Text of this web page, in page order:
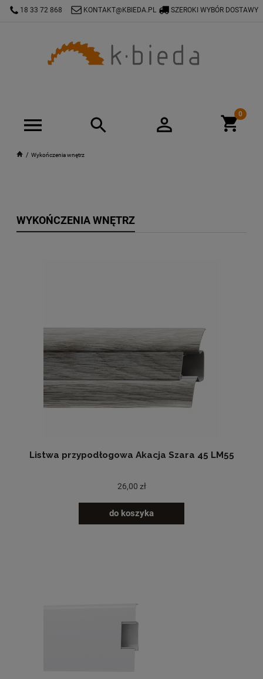
Wykończenia wnętrz
SZEROKI WYBÓR DOSTAWY
18 33 72 868 KONTAKT@KBIEDA.PL
WYKOŃCZENIA WNĘTRZ
Listwa przypodłogowa Akacja Szara 45 LM55
26,00 zł
do koszyka